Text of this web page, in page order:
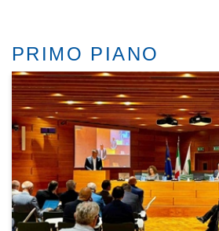
PRIMO PIANO